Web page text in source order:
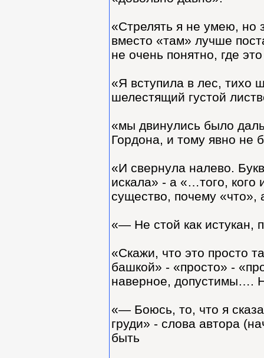
«Стрелять я не умею, но
вместо «там» лучше
не очень понятно, где
«Я вступила в лес, тихо
шелестящий густой
«мы двинулись было
Гордона, и тому явно не
«И свернула налево.
искала» - а «…того,
существо, почему «что»,
«— Не стой как истукан,
«Скажи, что это просто
башкой» - «просто» -
наверное, допустимы….
«— Боюсь, то, что я
груди» - слова автора
быть